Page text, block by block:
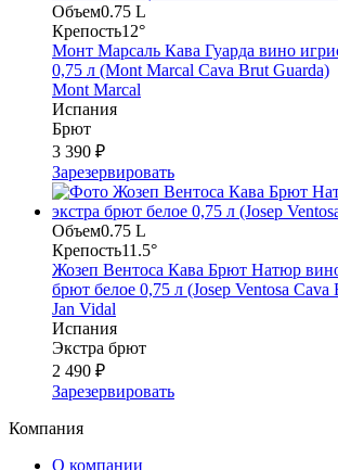
Объем0.75 L
Крепость12°
Монт Марсаль Кава Гуарда вино
0,75 л (Mont Marcal Cava Brut Guarda)
Mont Marcal
Испания
Брют
3 390 ₽
Зарезервировать
Объем0.75 L
Крепость11.5°
Жозеп Вентоса Кава Брют Натюр вино
брют белое 0,75 л (Josep Ventosa Cava
Jan Vidal
Испания
Экстра брют
2 490 ₽
Зарезервировать
Компания
О компании